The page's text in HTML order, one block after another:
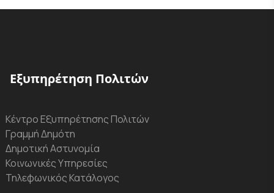
Εξυπηρέτηση Πολιτών
Κέντρο Εξυπηρέτησης Πολιτών
Γραμμή Δημότη
Δημοτική Αστυνομία
Κοινωνικές Υπηρεσίες
Τηλεφωνικός Κατάλογος